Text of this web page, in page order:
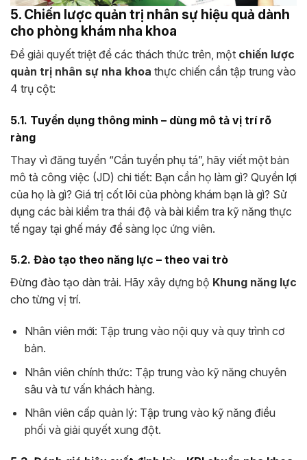
5. Chiến lược quản trị nhân sự hiệu quả dành
cho phòng khám nha khoa
Để giải quyết triệt để các thách thức trên, một chiến lược
quản trị nhân sự nha khoa thực chiến cần tập trung vào
4 trụ cột:
5.1. Tuyển dụng thông minh – dùng mô tả vị trí rõ
ràng
Thay vì đăng tuyển “Cần tuyển phụ tá”, hãy viết một bản
mô tả công việc (JD) chi tiết: Bạn cần họ làm gì? Quyền lợi
của họ là gì? Giá trị cốt lõi của phòng khám bạn là gì? Sử
dụng các bài kiểm tra thái độ và bài kiểm tra kỹ năng thực
tế ngay tại ghế máy để sàng lọc ứng viên.
5.2. Đào tạo theo năng lực – theo vai trò
Đừng đào tạo dàn trải. Hãy xây dựng bộ Khung năng lực
cho từng vị trí.
Nhân viên mới: Tập trung vào nội quy và quy trình cơ
bản.
Nhân viên chính thức: Tập trung vào kỹ năng chuyên
sâu và tư vấn khách hàng.
Nhân viên cấp quản lý: Tập trung vào kỹ năng điều
phối và giải quyết xung đột.